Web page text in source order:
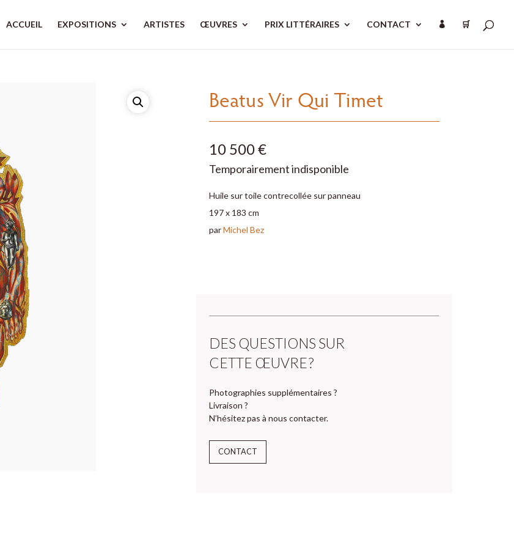
ACCUEIL EXPOSITIONS ARTISTES ŒUVRES PRIX LITTÉRAIRES CONTACT  🛒
Beatus Vir Qui Timet
10 500 €
Temporairement indisponible
Huile sur toile contrecollée sur panneau
197 x 183 cm
parMichel Bez
DES QUESTIONS SUR
CETTE ŒUVRE ?
Photographies supplémentaires ?
Livraison ?
N’hésitez pas à nous contacter.
CONTACT